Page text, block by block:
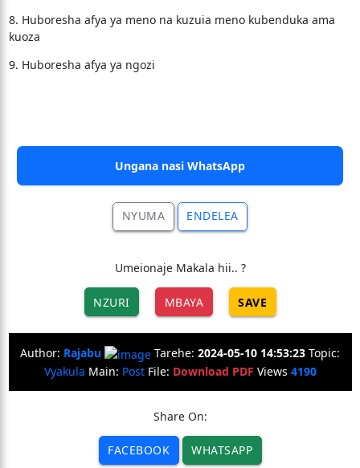
8. Huboresha afya ya meno na kuzuia meno kubenduka ama
kuoza
9. Huboresha afya ya ngozi
Ungana nasi WhatsApp
NYUMA ENDELEA
Umeionaje Makala hii.. ?
NZURI MBAYA SAVE
Author: Rajabu Tarehe: 2024-05-10 14:53:23 Topic:
Vyakula Main: PostFile: Download PDF Views 4190
Share On:
FACEBOOK WHATSAPP